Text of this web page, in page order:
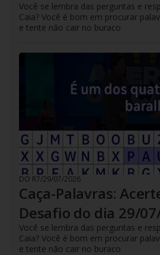
Você se lembra das perguntas e
Caia? Você é bom em procurar
e tente não cair no buraco
DO R7/29/07/2026
Caça-Palavras:
Desafio do dia 29/
Você se lembra das perguntas e
Caia? Você é bom em procurar
e tente não cair no buraco